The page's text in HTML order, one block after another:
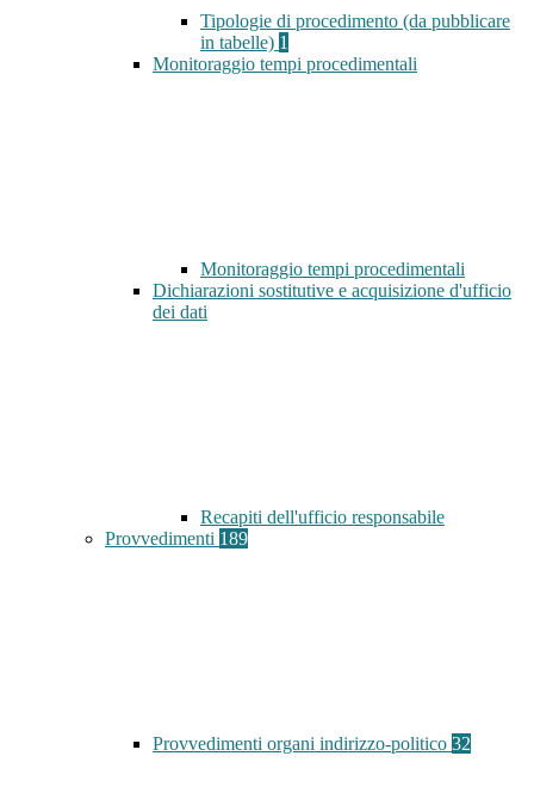
Tipologie di procedimento (da pubblicare
in tabelle) 1
Monitoraggio tempi procedimentali
Monitoraggio tempi procedimentali
Dichiarazioni sostitutive e acquisizione d'ufficio
dei dati
Recapiti dell'ufficio responsabile
Provvedimenti 189
Provvedimenti organi indirizzo-politico 32